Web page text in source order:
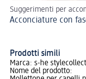
Suggerimenti per
Acconciature con
Prodotti simili
Marca: s-he
Nome del prodotto: